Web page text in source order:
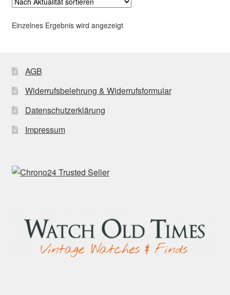
Einzelnes Ergebnis wird angezeigt
AGB
Widerrufsbelehrung & Widerrufsformular
Datenschutzerklärung
Impressum